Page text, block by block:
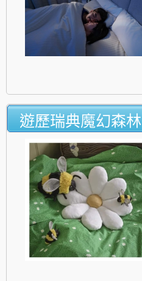
遊歷瑞典魔幻森林